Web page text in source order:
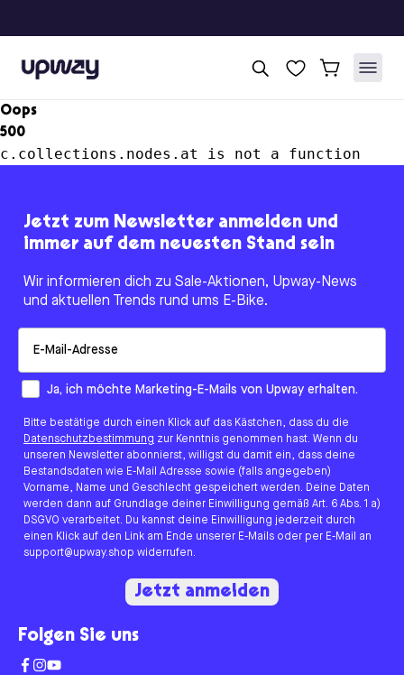
Upway
Oops
500
c.collections.nodes.at is not a function
Jetzt zum Newsletter anmelden und
immer auf dem neuesten Stand sein
Wir informieren dich zu Sale-Aktionen, Upway-News
und aktuellen Trends rund ums E-Bike.
How would you like to hear from us?
Ja, ich möchte Marketing-E-Mails von Upway erhalten.
Bitte bestätige durch einen Klick auf das Kästchen, dass du die
Datenschutzbestimmung zur Kenntnis genommen hast. Wenn du
unseren Newsletter abonnierst, willigst du damit ein, dass deine
Bestandsdaten wie E-Mail Adresse sowie (falls angegeben)
Vorname, Name und Geschlecht gespeichert werden. Deine Daten
werden dann auf Grundlage deiner Einwilligung gemäß Art. 6 Abs. 1 a)
DSGVO verarbeitet. Du kannst deine Einwilligung jederzeit durch
einen Klick auf den Link am Ende unserer E-Mails oder per E-Mail an
support@upway.shop widerrufen.
Jetzt anmelden
Folgen Sie uns